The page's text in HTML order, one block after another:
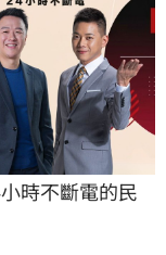
時不斷電的民